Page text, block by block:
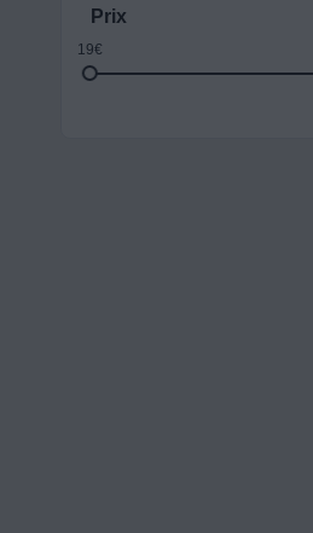
Prix
19€